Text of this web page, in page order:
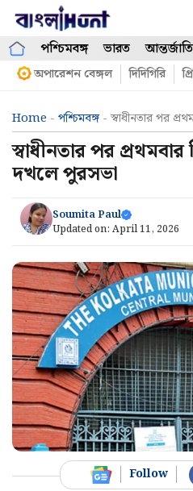
Skip
contentপশ্চিমবঙ্গ ভারত
অপারেশন বেঙ্গল দিদিগিরি
Home - পশ্চিমবঙ্গ- স্বাধীনতার পর
স্বাধীনতার পর
দখলে পুরসভা
Soumita Paul
Updated on: April 11, 2026
Follow